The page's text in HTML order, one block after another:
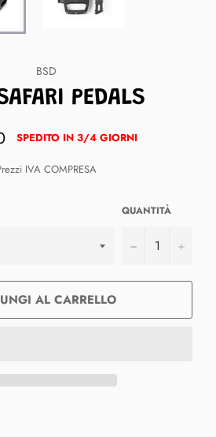
BSD
PEDALS
SPEDITO IN 3/4 GIORNI
IVA COMPRESA
QUANTITÀ
− +
AL CARRELLO